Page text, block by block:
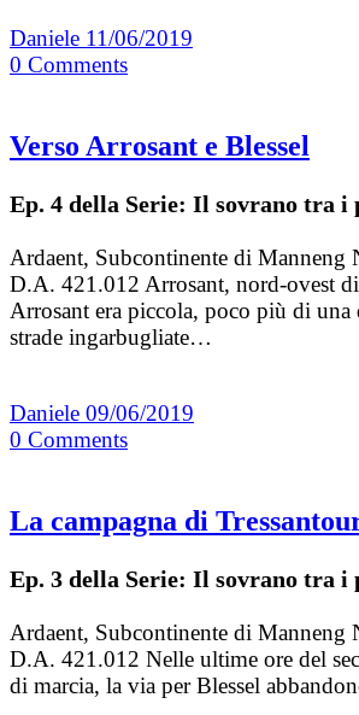
Daniele 11/06/2019
0 Comments
Verso Arrosant e Blessel
Ep. 4 della Serie: Il sovrano tra i
Ardaent, Subcontinente di Manneng
D.A. 421.012 Arrosant, nord-ovest di
Arrosant era piccola, poco più di
strade ingarbugliate…
Daniele 09/06/2019
0 Comments
La campagna di
Ep. 3 della Serie: Il sovrano tra i
Ardaent, Subcontinente di Manneng
D.A. 421.012 Nelle ultime ore del
di marcia, la via per Blessel